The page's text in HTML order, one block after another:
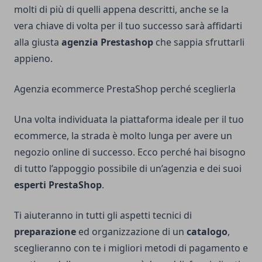
molti di più di quelli appena descritti, anche se la
vera chiave di volta per il tuo successo sarà affidarti
alla giusta agenzia Prestashop che sappia sfruttarli
appieno.
Agenzia ecommerce PrestaShop perché sceglierla
Una volta individuata la piattaforma ideale per il tuo
ecommerce, la strada è molto lunga per avere un
negozio online di successo. Ecco perché hai bisogno
di tutto l’appoggio possibile di un’agenzia e dei suoi
esperti PrestaShop.
Ti aiuteranno in tutti gli aspetti tecnici di
preparazione ed organizzazione di un catalogo,
sceglieranno con te i migliori metodi di pagamento e